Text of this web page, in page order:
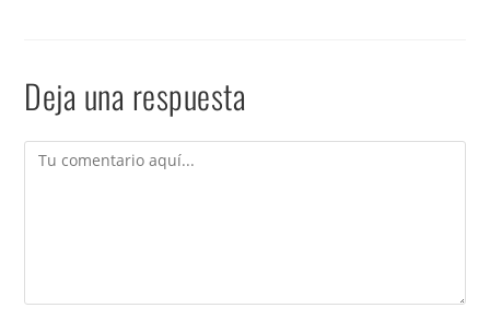
Deja una respuesta